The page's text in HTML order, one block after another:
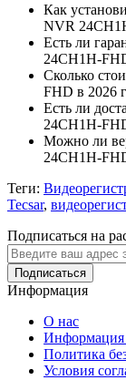
Как
NVR
Есть ли
24CH1H-
Сколько
FHD в 2026
Есть ли
24CH1H-
Можно ли
24CH1H-
Теги:
Tecsar,
Подписаться на
Подписаться
Информация
О нас
Информация
Политика
Условия